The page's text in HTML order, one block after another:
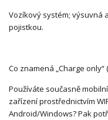
Vozíkový systém; výsuvná
pojistkou.
Co znamená „Charge
Používáte současně
zařízení prostřednictvím
Android/Windows? Pak